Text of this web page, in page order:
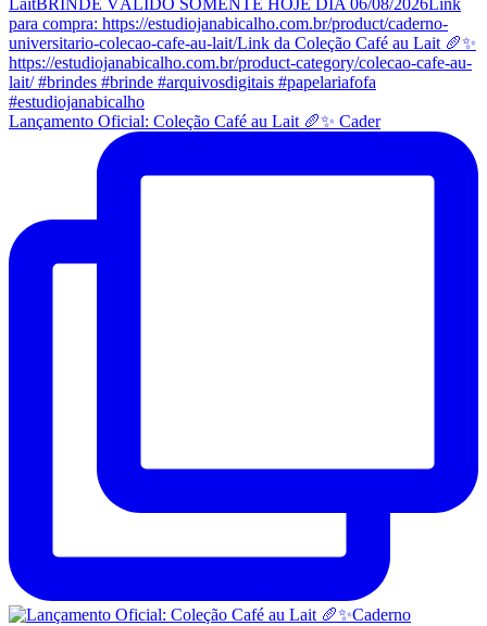
Lançamento Oficial: Coleção Café au Lait 🥖✨ Cader